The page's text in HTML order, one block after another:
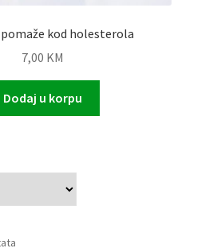
kod holesterola
7,00 KM
Dodaj u korpu